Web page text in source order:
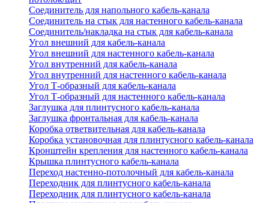
Соединитель для напольного кабель-канала
Соединитель на стык для настенного кабель-канала
Соединитель/накладка на стык для кабель-канала
Угол внешний для кабель-канала
Угол внешний для настенного кабель-канала
Угол внутренний для кабель-канала
Угол внутренний для настенного кабель-канала
Угол Т-образный для кабель-канала
Угол Т-образный для настенного кабель-канала
Заглушка для плинтусного кабель-канала
Заглушка фронтальная для кабель-канала
Коробка ответвительная для кабель-канала
Коробка установочная для плинтусного кабель-канала
Кронштейн крепления для настенного кабель-канала
Крышка плинтусного кабель-канала
Переход настенно-потолочный для кабель-канала
Переходник для плинтусного кабель-канала
Переходник для плинтусного кабель-канала